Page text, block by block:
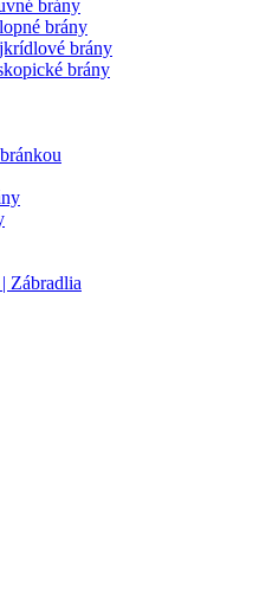
brány
brány
brány
brány
Zábradlia